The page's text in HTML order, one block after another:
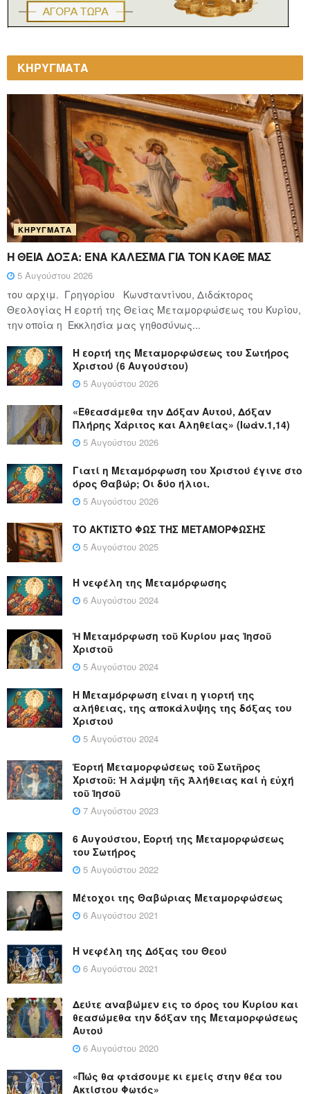
ΚΗΡΥΓΜΑΤΑ
ΚΗΡΎΓΜΑΤΑ
Η ΘΕΙΑ ΔΟΞΑ: ΈΝΑ ΚΑΛΕΣΜΑ ΓΙΑ ΤΟΝ ΚΑΘΕ ΜΑΣ
5 Αυγούστου 2026
του αρχιμ. Γρηγορίου Κωνσταντίνου, Διδάκτορος
Θεολογίας Η εορτή της Θείας Μεταμορφώσεως του Κυρίου,
την οποία η Εκκλησία μας γηθοσύνως...
Η εορτή της Μεταμορφώσεως του Σωτήρος
Χριστού (6 Αυγούστου)
5 Αυγούστου 2026
«Εθεασάμεθα την Δόξαν Αυτού, Δόξαν
Πλήρης Χάριτος και Αληθείας» (Ιωάν.1,14)
5 Αυγούστου 2026
Γιατί η Μεταμόρφωση του Χριστού έγινε στο
όρος Θαβώρ; Οι δύο ήλιοι.
5 Αυγούστου 2026
ΤΟ ΑΚΤΙΣΤΟ ΦΩΣ ΤΗΣ ΜΕΤΑΜΟΡΦΩΣΗΣ
5 Αυγούστου 2025
Η νεφέλη της Μεταμόρφωσης
6 Αυγούστου 2024
Ἡ Μεταμόρφωση τοῦ Κυρίου μας Ἰησοῦ
Χριστοῦ
5 Αυγούστου 2024
Η Μεταμόρφωση είναι η γιορτή της
αλήθειας, της αποκάλυψης της δόξας του
Χριστού
5 Αυγούστου 2024
Ἑορτή Μεταμορφώσεως τοῦ Σωτῆρος
Χριστοῦ: Ἡ λάμψη τῆς Ἀλήθειας καί ἡ εὐχή
τοῦ Ἰησοῦ
7 Αυγούστου 2023
6 Αυγούστου, Εορτή της Μεταμορφώσεως
του Σωτήρος
5 Αυγούστου 2022
Μέτοχοι της Θαβώριας Μεταμορφώσεως
6 Αυγούστου 2021
Η νεφέλη της Δόξας του Θεού
6 Αυγούστου 2021
Δεύτε αναβώμεν εις το όρος του Κυρίου και
θεασώμεθα την δόξαν της Μεταμορφώσεως
Αυτού
6 Αυγούστου 2020
«Πώς θα φτάσουμε κι εμείς στην θέα του
Ακτίστου Φωτός»